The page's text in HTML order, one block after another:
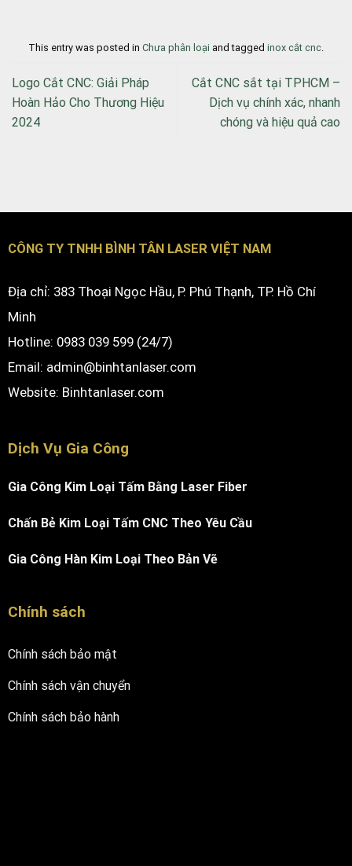
This entry was posted in Chưa phân loại and tagged inox cắt cnc
Logo Cắt CNC: Giải Pháp
Hoàn Hảo Cho Thương Hiệu
2024
Cắt CNC sắt tại TPHCM –
Dịch vụ chính xác, nhanh
chóng và hiệu quả cao
CÔNG TY TNHH BÌNH TÂN LASER VIỆT NAM
Địa chỉ: 383 Thoại Ngọc Hầu, P. Phú Thạnh, TP. Hồ Chí
Minh
Hotline: 0983 039 599 (24/7)
Email: admin@binhtanlaser.com
Website: Binhtanlaser.com
Dịch Vụ Gia Công
Gia Công Kim Loại Tấm Bằng Laser Fiber
Chấn Bẻ Kim Loại Tấm CNC Theo Yêu Cầu
Gia Công Hàn Kim Loại Theo Bản Vẽ
Chính sách
Chính sách bảo mật
Chính sách vận chuyển
Chính sách bảo hành